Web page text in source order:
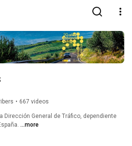
• 667 videos
Dirección General de Tráfico, dependiente
...more